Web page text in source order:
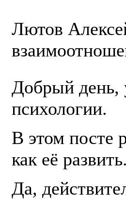
Лютов
Добрый день,
психологии.
В этом посте
как её развить.
Да,